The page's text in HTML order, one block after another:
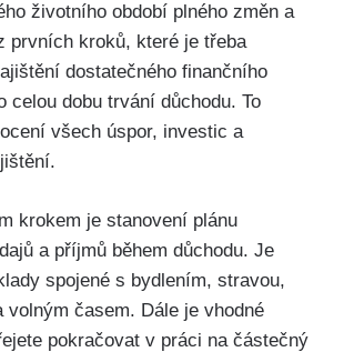
životního období plného změn a
prvních kroků, které je třeba
dostatečného finančního
celou dobu trvání důchodu. To
všech úspor, investic a
krokem je stanovení plánu
a příjmů během důchodu. Je
spojené s bydlením, stravou,
volným časem. Dále je vhodné
pokračovat v práci na částečný